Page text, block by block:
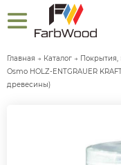
Главная → Каталог → Покрытия,
Osmo HOLZ-ENTGRAUER
древесины)